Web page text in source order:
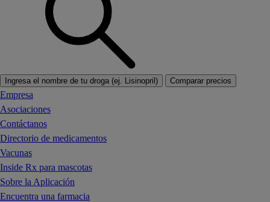
Ingresa el nombre de tu droga (ej. Lisinopril) Comparar precios
Empresa
Asociaciones
Contáctanos
Directorio de medicamentos
Vacunas
Inside Rx para mascotas
Sobre la Aplicación
Encuentra una farmacia